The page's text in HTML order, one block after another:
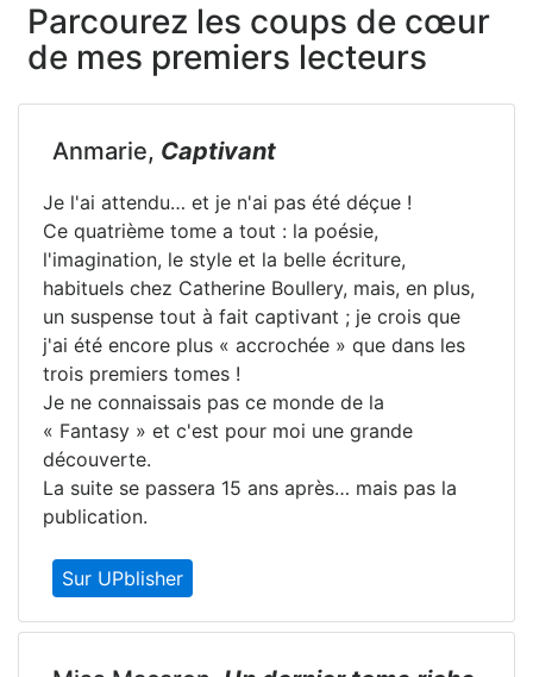
Parcourez les coups de cœur
de mes premiers lecteurs
Anmarie, Captivant
Je l'ai attendu… et je n'ai pas été déçue !
Ce quatrième tome a tout : la poésie,
l'imagination, le style et la belle écriture,
habituels chez Catherine Boullery, mais, en plus,
un suspense tout à fait captivant ; je crois que
j'ai été encore plus « accrochée » que dans les
trois premiers tomes !
Je ne connaissais pas ce monde de la
« Fantasy » et c'est pour moi une grande
découverte.
La suite se passera 15 ans après… mais pas la
publication.
Sur UPblisher